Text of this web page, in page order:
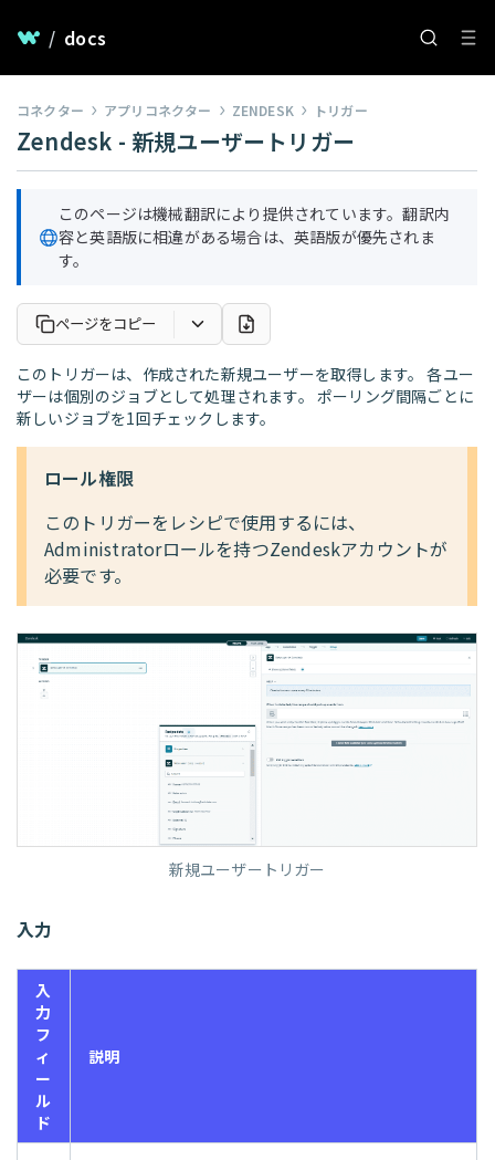
/ docs
コネクター アプリコネクター ZENDESK トリガー
Zendesk - 新規ユーザートリガー
このページは機械翻訳により提供されています。翻訳内
容と英語版に相違がある場合は、英語版が優先されま
す。
ページをコピー
このトリガーは、作成された新規ユーザーを取得します。 各ユー
ザーは個別のジョブとして処理されます。 ポーリング間隔ごとに
新しいジョブを1回チェックします。
ロール権限
このトリガーをレシピで使用するには、
Administratorロールを持つZendeskアカウントが
必要です。
新規ユーザートリガー
入力
入
力
フ
ィ
ー
ル
ド
説明